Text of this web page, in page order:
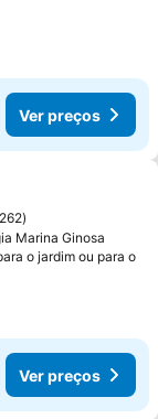
Ver preços
favoritos
Marina Ginosa
o jardim ou para o
Ver preços